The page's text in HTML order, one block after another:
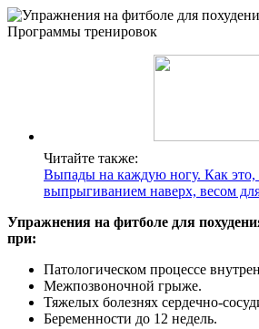
Читайте также:
Выпады на каждую ногу. Как это,
выпрыгиванием наверх, весом
Упражнения на фитболе для
при:
Патологическом процессе
Межпозвоночной грыже.
Тяжелых болезнях сердечно-
Беременности до 12 недель.